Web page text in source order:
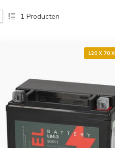
1 Producten
120 X 70